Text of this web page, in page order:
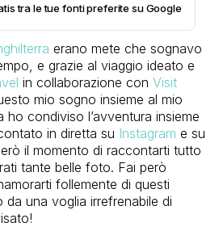
tra le tue fonti preferite su Google
erano mete che sognavo
e grazie al viaggio ideato e
in collaborazione con Visit
mio sogno insieme al mio
condiviso l’avventura insieme
in diretta su Instagram e su
il momento di raccontarti tutto
tante belle foto. Fai però
follemente di questi
da una voglia irrefrenabile di